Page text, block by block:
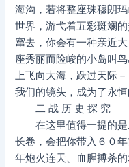
海沟，若将整座珠穆朗
世界，游弋着五彩斑斓
窜去，你会有一种亲近
座秀丽而险峻的小岛叫
上飞向大海，跃过天际
我们的镜头，成为了永恒
二 战 历 史 探 究
在这里值得一提的是
长卷，会把你带入６０
年炮火连天、血腥搏杀